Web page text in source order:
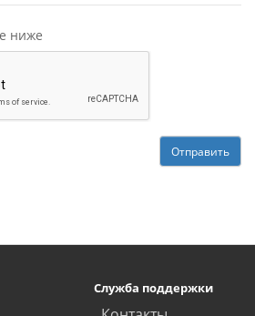
ниже
Отправить
Служба поддержки